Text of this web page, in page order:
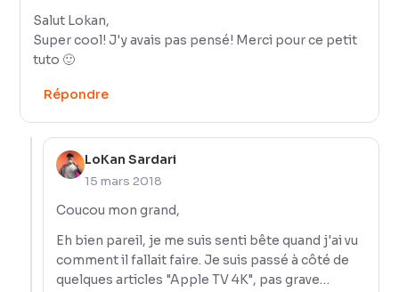
Salut Lokan,
Super cool! J'y avais pas pensé! Merci pour ce petit
tuto 🙂
Répondre
LoKan Sardari
15 mars 2018
Coucou mon grand,
Eh bien pareil, je me suis senti bête quand j'ai vu
comment il fallait faire. Je suis passé à côté de
quelques articles "Apple TV 4K", pas grave…